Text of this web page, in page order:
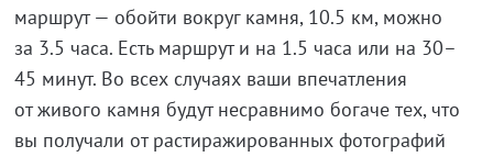
маршрут — обойти вокруг камня, 10.5 км, можно
за 3.5 часа. Есть маршрут и на 1.5 часа или на 30–
45 минут. Во всех случаях ваши впечатления
от живого камня будут несравнимо богаче тех, что
вы получали от растиражированных фотографий